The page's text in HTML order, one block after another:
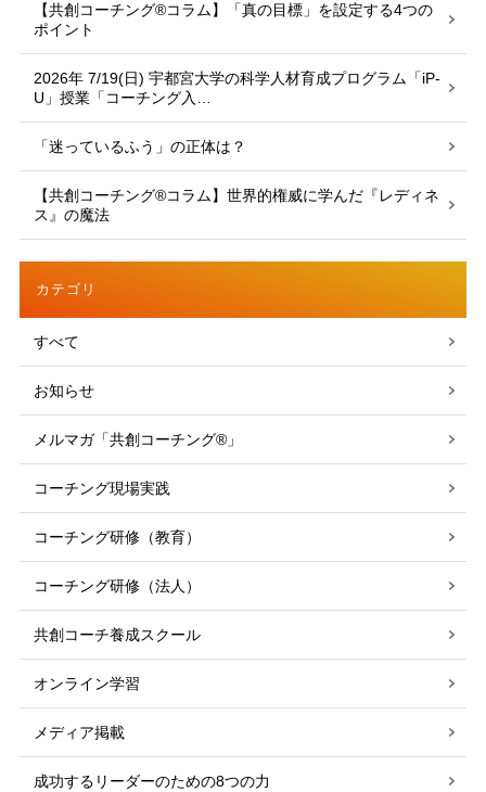
【共創コーチング®︎コラム】「真の目標」を設定する4つの
ポイント
2026年 7/19(日) 宇都宮大学の科学人材育成プログラム「iP-
U」授業「コーチング入…
「迷っているふう」の正体は？
【共創コーチング®︎コラム】世界的権威に学んだ『レディネ
ス』の魔法
カテゴリ
すべて
お知らせ
メルマガ「共創コーチング®」
コーチング現場実践
コーチング研修（教育）
コーチング研修（法人）
共創コーチ養成スクール
オンライン学習
メディア掲載
成功するリーダーのための8つの力